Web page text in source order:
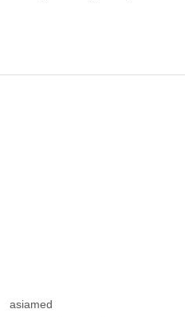
asiamed